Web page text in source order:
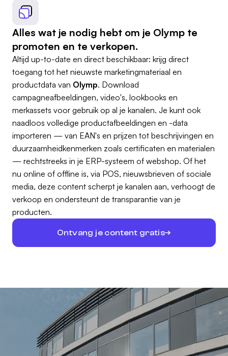
Alles wat je nodig hebt om je Olymp te
promoten en te verkopen.
Altijd up-to-date en direct beschikbaar: krijg direct
toegang tot het nieuwste marketingmateriaal en
productdata van Olymp. Download
campagneafbeeldingen, video's, lookbooks en
merkassets voor gebruik op al je kanalen. Je kunt ook
naadloos volledige productafbeeldingen en -data
importeren — van EAN's en prijzen tot beschrijvingen en
duurzaamheidkenmerken zoals certificaten en materialen
— rechtstreeks in je ERP-systeem of webshop. Of het
nu online of offline is, via POS, nieuwsbrieven of sociale
media, deze content scherpt je kanalen aan, verhoogt de
verkoop en ondersteunt de transparantie van je
producten.
Ontvang je content gratis